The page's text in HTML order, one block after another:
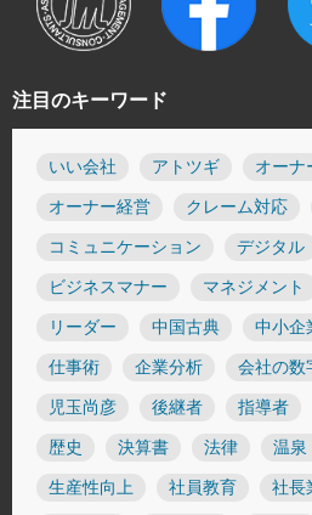
注目のキーワード
いい会社 アトツギ オーナ
オーナー経営 クレーム対応
コミュニケーション デジタル
ビジネスマナー マネジメント
リーダー 中国古典 中小企
仕事術 企業分析 会社の数
児玉尚彦 後継者 指導者
歴史 決算書 法律 温
生産性向上 社員教育 社長